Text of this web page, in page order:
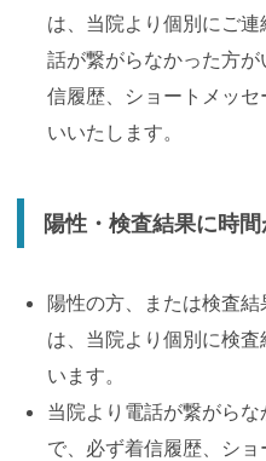
は、当院より個別にご
話が繋がらなかった方
信履歴、ショートメッ
いいたします。
陽性・検査結果に時
陽性の方、または検査
は、当院より個別に検
います。
当院より電話が繋がら
で、必ず着信履歴、シ